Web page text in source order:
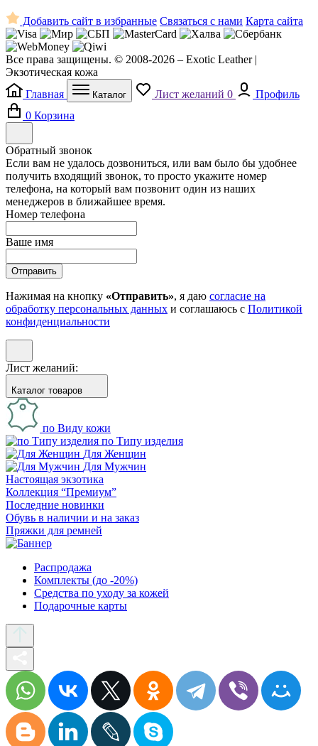
Добавить сайт в избранные Связаться с нами Карта сайта
Все права защищены. © 2008-2026 – Exotic Leather |
Экзотическая кожа
Главная
Каталог Лист желаний 0
Профиль
0 Корзина
Обратный звонок
Если вам не удалось дозвониться, или вам было бы удобнее
получить входящий звонок, то просто укажите номер
телефона, на который вам позвонит один из наших
менеджеров в ближайшее время.
Номер телефона
Ваше имя
Отправить
Нажимая на кнопку «Отправить», я даю согласие на
обработку персональных данных и соглашаюсь с Политикой
конфиденциальности
Лист желаний:
Каталог товаров
по Виду кожи
по Типу изделия
Для Женщин
Для Мужчин
Настоящая экзотика
Коллекция “Премиум”
Последние новинки
Обувь в наличии и на заказ
Пряжки для ремней
Распродажа
Комплекты (до -20%)
Средства по уходу за кожей
Подарочные карты